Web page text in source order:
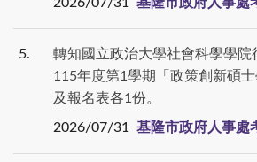
5
轉知國立政治大學社會科學學院
115年度第1學期「政策創新碩
及報名表各1份。
2026/07/31 基隆市政府人事處